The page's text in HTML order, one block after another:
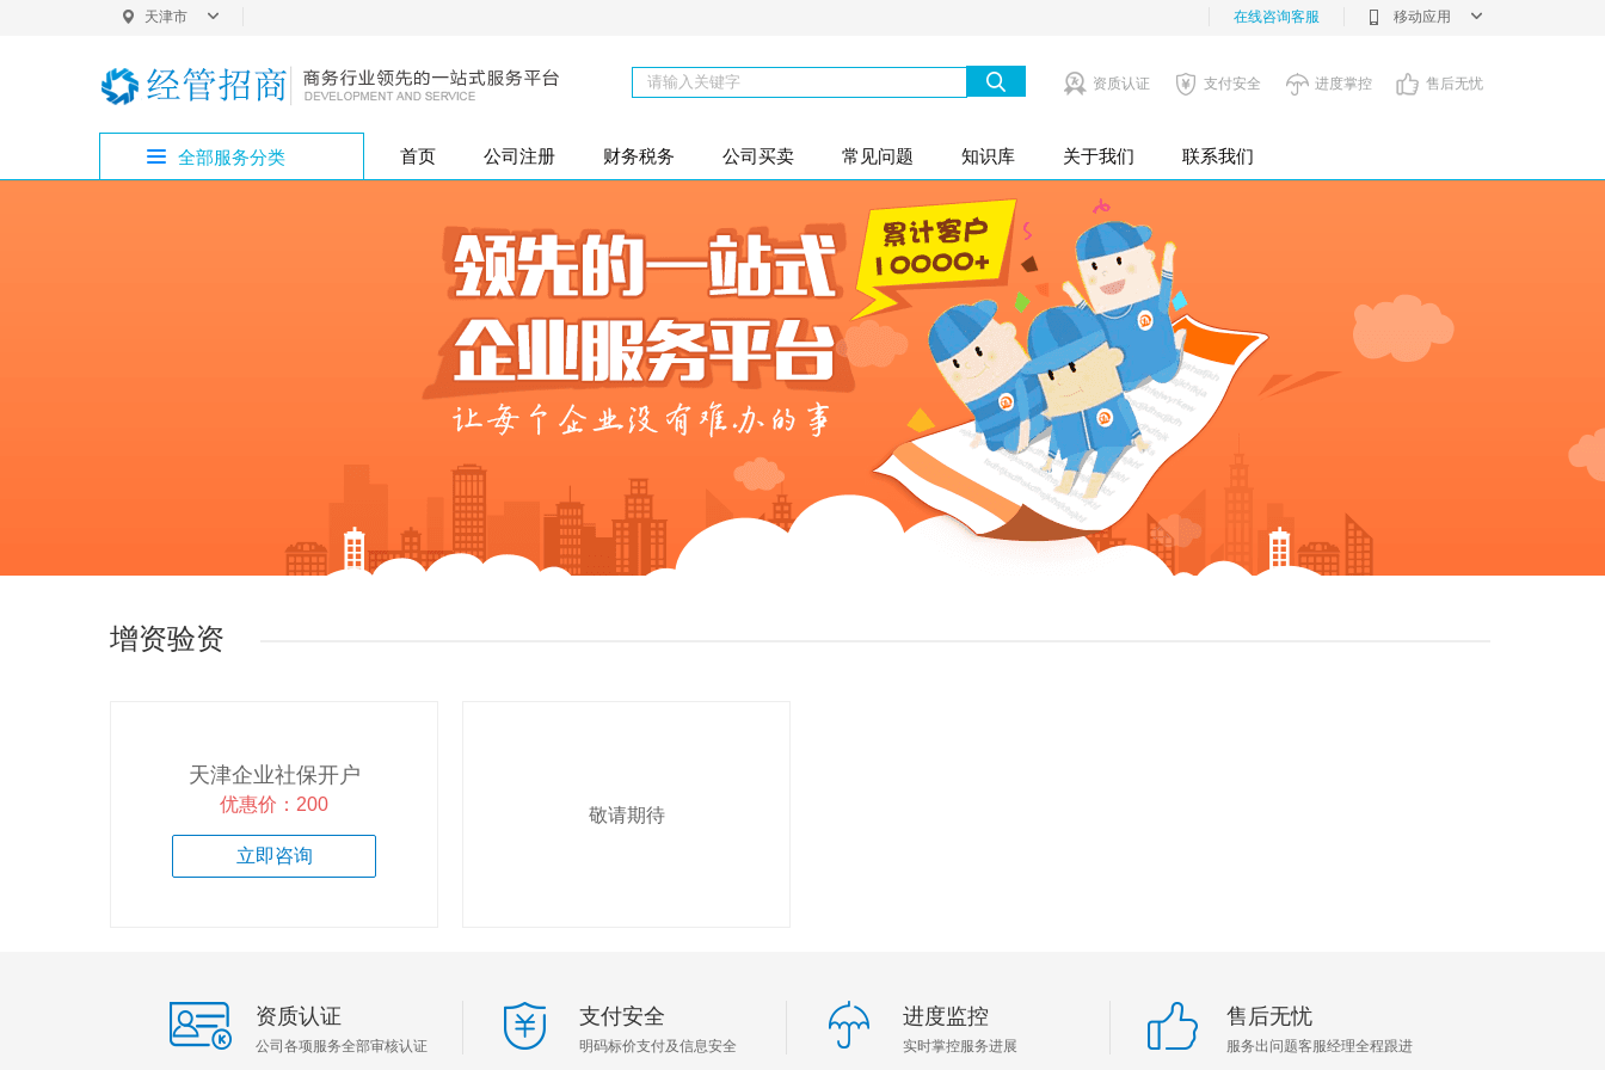
天津市 在线咨询客服 移动应用
资质认证 支付安全 进度掌控 售后无忧
全部服务分类
公司注册
注册地址
核名起名
外资变更
内资变更
银行开户
税务代办
代理记账
版权专利
商标注册
增资验资
企业疑难
公司注销
首页 公司注册 财务税务 公司买卖 常见问题 知识库 关于我们 联系我们
增资验资
天津企业社保开户
优惠价：200
立即咨询
敬请期待
资质认证
公司各项服务全部审核认证
支付安全
明码标价支付及信息安全
进度监控
实时掌控服务进展
售后无忧
服务出问题客服经理全程跟进